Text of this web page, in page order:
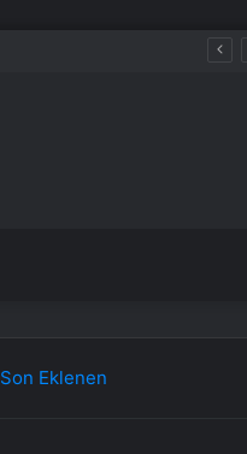
Son Eklenen